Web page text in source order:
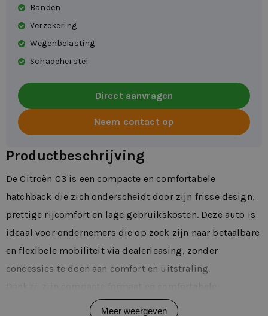
Banden
Verzekering
Wegenbelasting
Schadeherstel
Direct aanvragen
Neem contact op
Productbeschrijving
De Citroën C3 is een compacte en comfortabele
hatchback die zich onderscheidt door zijn frisse design,
prettige rijcomfort en lage gebruikskosten. Deze auto is
ideaal voor ondernemers die op zoek zijn naar betaalbare
en flexibele mobiliteit via dealerleasing, zonder
concessies te doen aan comfort en uitstraling.
afstemming is de Citroën C3 zeer geschikt voor dagelijks
Meer weergeven